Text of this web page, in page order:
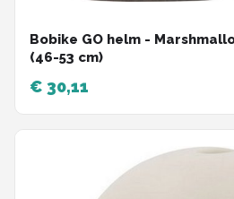
Bobike GO helm -
(46-53 cm)
€ 30,11